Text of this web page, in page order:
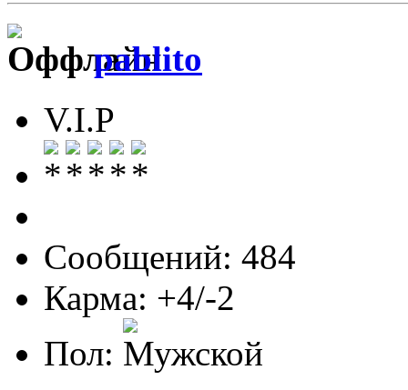
pablito
V.I.P
Сообщений: 484
Карма: +4/-2
Пол: